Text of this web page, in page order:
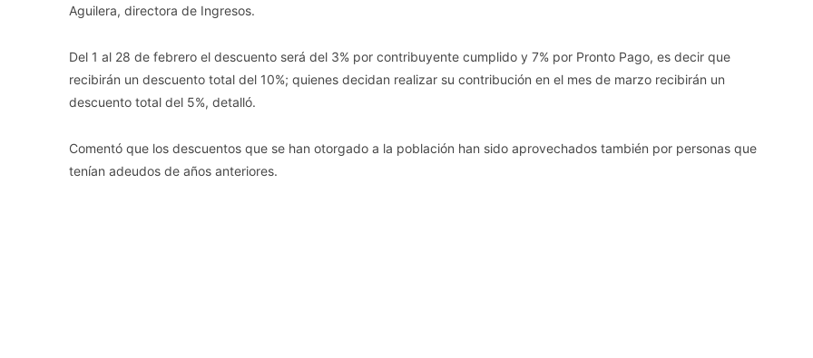
Aguilera, directora de Ingresos.
Del 1 al 28 de febrero el descuento será del 3% por contribuyente cumplido y 7% por Pronto Pago, es decir que
recibirán un descuento total del 10%; quienes decidan realizar su contribución en el mes de marzo recibirán un
descuento total del 5%, detalló.
Comentó que los descuentos que se han otorgado a la población han sido aprovechados también por personas que
tenían adeudos de años anteriores.